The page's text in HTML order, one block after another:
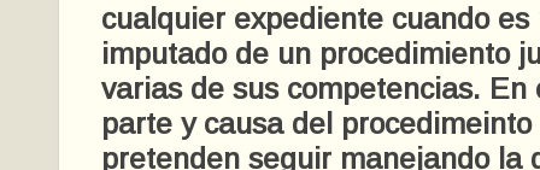
cualquier expediente cuando es
imputado de un procedimiento
varias de sus competencias. En
parte y causa del
pretenden seguir manejando la